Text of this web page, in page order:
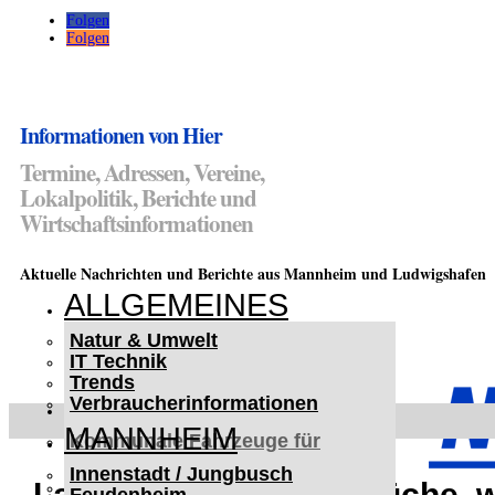
Folgen
Folgen
Informationen von Hier
Termine, Adressen, Vereine,
Lokalpolitik, Berichte und
Wirtschaftsinformationen
Aktuelle Nachrichten und Berichte aus Mannheim und Ludwigshafen
ALLGEMEINES
Natur & Umwelt
IT Technik
Trends
Verbraucherinformationen
MANNHEIM
Innenstadt / Jungbusch
< UKRAINE >
Kommunale Fahrzeuge für
Czernowitz
Nutzfahrzeuge für Czernowitz